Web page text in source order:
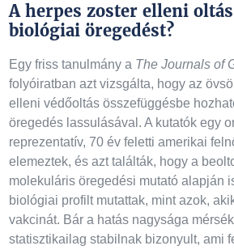
A herpes zoster elleni
biológiai öregedést?
Egy friss tanulmány a The Journals of
folyóiratban azt vizsgálta, hogy az
elleni védőoltás összefüggésbe
öregedés lassulásával. A kutatók egy
reprezentatív, 70 év feletti amerikai
elemeztek, és azt találták, hogy a
molekuláris öregedési mutató alapján
biológiai profilt mutattak, mint azok,
vakcinát. Bár a hatás nagysága
statisztikailag stabilnak bizonyult, ami